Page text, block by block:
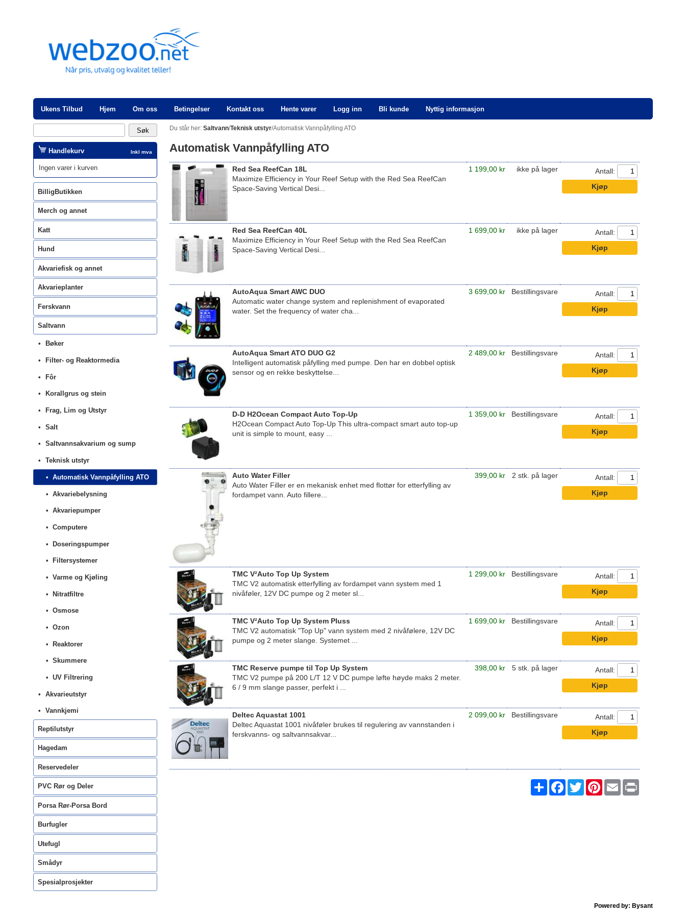
Ukens Tilbud Hjem Om oss Betingelser Kontakt oss Hente varer Logg inn Bli kunde Nyttig informasjon
Du står her:Saltvann/Teknisk utstyr/Automatisk Vannpåfylling ATO
Automatisk Vannpåfylling ATO
Red Sea ReefCan 18L
Maximize Efficiency in Your Reef Setup with the Red Sea ReefCan
Space-Saving Vertical Desi...
1 199,00 kr ikke på lager Antall:
Red Sea ReefCan 40L
Maximize Efficiency in Your Reef Setup with the Red Sea ReefCan
Space-Saving Vertical Desi...
1 699,00 kr ikke på lager Antall:
AutoAqua Smart AWC DUO
Automatic water change system and replenishment of evaporated
water. Set the frequency of water cha...
3 699,00 kr Bestillingsvare Antall:
AutoAqua Smart ATO DUO G2
Intelligent automatisk påfylling med pumpe. Den har en dobbel optisk
sensor og en rekke beskyttelse...
2 489,00 kr Bestillingsvare Antall:
D-D H2Ocean Compact Auto Top-Up
H2Ocean Compact Auto Top-Up This ultra-compact smart auto top-up
unit is simple to mount, easy ...
1 359,00 kr Bestillingsvare Antall:
Auto Water Filler
Auto Water Filler er en mekanisk enhet med flottør for etterfylling av
fordampet vann. Auto fillere...
399,00 kr 2 stk. på lager Antall:
TMC V²Auto Top Up System
TMC V2 automatisk etterfylling av fordampet vann system med 1
nivåføler, 12V DC pumpe og 2 meter sl...
1 299,00 kr Bestillingsvare Antall:
TMC V²Auto Top Up System Pluss
TMC V2 automatisk "Top Up" vann system med 2 nivåfølere, 12V DC
pumpe og 2 meter slange. Systemet ...
1 699,00 kr Bestillingsvare Antall:
TMC Reserve pumpe til Top Up System
TMC V2 pumpe på 200 L/T 12 V DC pumpe løfte høyde maks 2 meter.
6 / 9 mm slange passer, perfekt i ...
398,00 kr 5 stk. på lager Antall:
Deltec Aquastat 1001
Deltec Aquastat 1001 nivåføler brukes til regulering av vannstanden i
ferskvanns- og saltvannsakvar...
2 099,00 kr Bestillingsvare Antall:
Share Facebook
TwitterPinterest
Email
Inkl mva
Handlekurv
Ingen varer i kurven
BilligButikken
Merch og annet
Katt
Hund
Akvariefisk og annet
Akvarieplanter
Ferskvann
Saltvann
Bøker
Filter- og Reaktormedia
Fôr
Korallgrus og stein
Frag, Lim og Utstyr
Salt
Saltvannsakvarium og sump
Teknisk utstyr
Automatisk Vannpåfylling ATO
Akvariebelysning
Akvariepumper
Computere
Doseringspumper
Filtersystemer
Varme og Kjøling
Nitratfiltre
Osmose
Ozon
Reaktorer
Skummere
UV Filtrering
Akvarieutstyr
Vannkjemi
Reptilutstyr
Hagedam
Reservedeler
PVC Rør og Deler
Porsa Rør-Porsa Bord
Burfugler
Utefugl
Smådyr
Spesialprosjekter
Powered by: Bysant